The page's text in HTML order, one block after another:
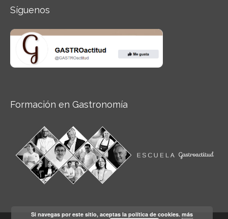
Síguenos
Formación en Gastronomía
Si navegas por este sitio, aceptas la política de cookies.más